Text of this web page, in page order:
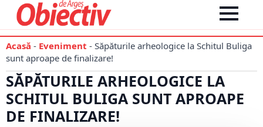
for:
Acasă - Eveniment - Săpăturile arheologice la Schitul Buliga
sunt aproape de finalizare!
SĂPĂTURILE ARHEOLOGICE LA
SCHITUL BULIGA SUNT APROAPE
DE FINALIZARE!